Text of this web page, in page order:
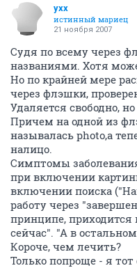
yxx
истинный мариец
21 ноября 2007
Судя по всему через
названиями. Хотя
Но по крайней мере
через флэшки,
Удаляется свободно,
Причем на одной из
называлась photo,а
налицо.
Симптомы
при включении
включении поиска
работу через
принципе,
сейчас". "А в
Короче, чем лечить?
Только попроще - я